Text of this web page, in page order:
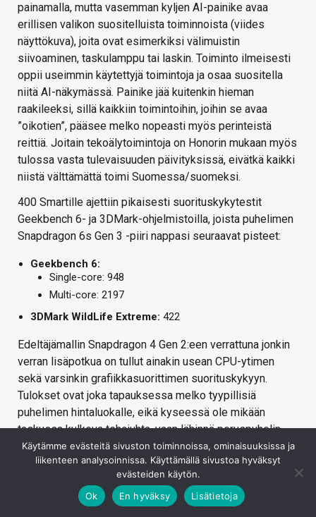
painamalla, mutta vasemman kyljen AI-painike avaa
erillisen valikon suositelluista toiminnoista (viides
näyttökuva), joita ovat esimerkiksi välimuistin
siivoaminen, taskulamppu tai laskin. Toiminto ilmeisesti
oppii useimmin käytettyjä toimintoja ja osaa suositella
niitä AI-näkymässä. Painike jää kuitenkin hieman
raakileeksi, sillä kaikkiin toimintoihin, joihin se avaa
”oikotien”, pääsee melko nopeasti myös perinteistä
reittiä. Joitain tekoälytoimintoja on Honorin mukaan myös
tulossa vasta tulevaisuuden päivityksissä, eivätkä kaikki
niistä välttämättä toimi Suomessa/suomeksi.
400 Smartille ajettiin pikaisesti suorituskykytestit
Geekbench 6- ja 3DMark-ohjelmistoilla, joista puhelimen
Snapdragon 6s Gen 3 -piiri nappasi seuraavat pisteet:
Geekbench 6:
Single-core: 948
Multi-core: 2197
3DMark WildLife Extreme: 422
Edeltäjämallin Snapdragon 4 Gen 2:een verrattuna jonkin
verran lisäpotkua on tullut ainakin usean CPU-ytimen
sekä varsinkin grafiikkasuorittimen suorituskykyyn.
Tulokset ovat joka tapauksessa melko tyypillisiä
puhelimen hintaluokalle, eikä kyseessä ole mikään
taskussa kulkeva tehojuhta, vaan lähinnä peruspuhelin
päivittäiseen peruskäyttöön. Kevyeen
mobiilipelaamiseenkin 400 Smart toki soveltuu, mitä
helpottaa osaltaan näytön alhainen 720p-tarkkuus.
Käytämme evästeitä sivuston toiminnoissa, ominaisuuksissa ja
liikenteen analysoinnissa. Käyttämällä sivustoa hyväksyt
evästeiden käytön.
Ok
En hyväksy Lisätietoja